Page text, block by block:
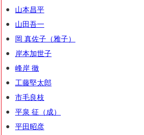
山本昌平
山田吾一
岡 真佐子（雅子）
岸本加世子
峰岸 徹
工藤堅太郎
市毛良枝
平泉 征（成）
平田昭彦